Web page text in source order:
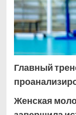
Главный
Женская